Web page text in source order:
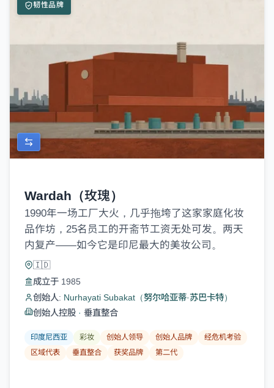
韧性品牌
Wardah（玫瑰）
1990年一场工厂大火，几乎拖垮了这家家庭化妆
品作坊，25名员工的开斋节工资无处可发。两天
内复产——如今它是印尼最大的美妆公司。
🇮🇩
成立于 1985
创始人: Nurhayati Subakat（努尔哈亚蒂·苏巴卡特）
创始人控股 · 垂直整合
印度尼西亚 彩妆 创始人领导 创始人品牌
经危机考验
区域代表
垂直整合 获奖品牌 第二代